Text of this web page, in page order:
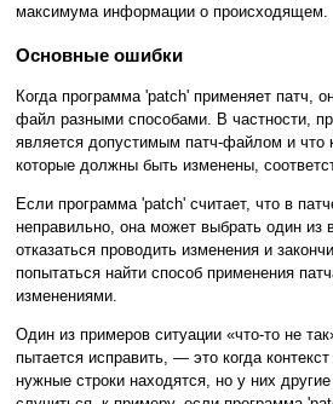
максимума информации о происходящем.
Основные ошибки
Когда программа 'patch' применяет патч,
файл разными способами. В частности,
является допустимым патч-файлом и
которые должны быть изменены,
Если программа 'patch' считает, что в
неправильно, она может выбрать один из
отказаться проводить изменения и
попытаться найти способ применения
изменениями.
Один из примеров ситуации «что-то не
пытается исправить, — это когда
нужные строки находятся, но у них